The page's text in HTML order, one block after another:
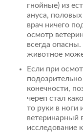
гнойные) из
ануса,
врач ничего
осмотр
всегда
животное
Если при
конечности,
череп стал
то руки в ноги
ветеринарный
исследование